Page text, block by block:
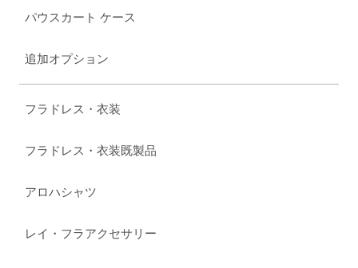
パウスカート ケース
追加オプション
フラドレス・衣装
フラドレス・衣装既製品
アロハシャツ
レイ・フラアクセサリー